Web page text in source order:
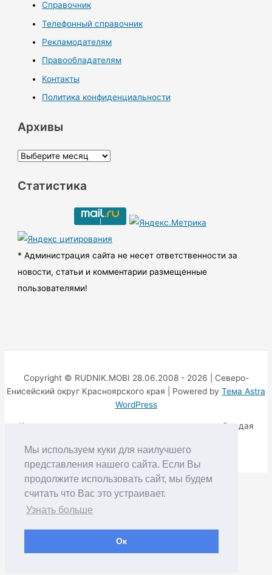
Мы используем куки для наилучшего
представления нашего сайта. Если Вы
продолжите использовать сайт, мы будем
считать что Вас это устраивает.
Узнать больше
Ок
Справочник
Телефонный справочник
Рекламодателям
Правообладателям
Контакты
Политика конфиденциальности
Архивы
А
х
ы
Статистика
* Администрация сайта не несет ответственности за
новости, статьи и комментарии размещенные
пользователями!
Copyright © RUDNIK.MOBI 28.06.2008 - 2026 | Северо-
Енисейский округ Красноярского края | Powered by Тема Astra
WordPress
Копирование материалов разрешается только соблюдая